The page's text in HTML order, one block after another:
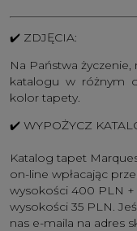
✔️ ZDJĘCIA:
Na Państwa
katalogu w różnym
kolor tapety.
✔️ WYPOŻYCZ
Katalog tapet
on-line wpłacając
wysokości 400 PLN +
wysokości 35 PLN.
nas e-maila na adres